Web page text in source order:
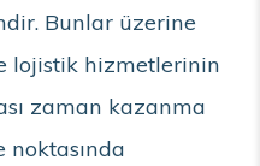
Bunlar üzerine
lojistik hizmetlerinin
zaman kazanma